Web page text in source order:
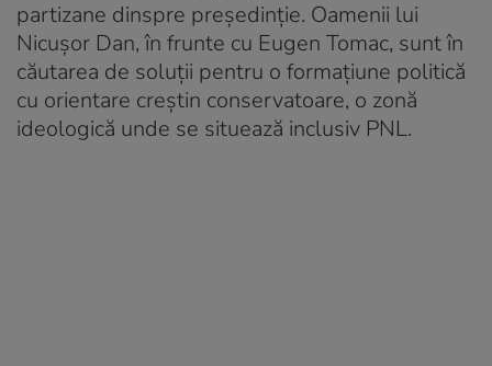
partizane dinspre președinție. Oamenii lui
Nicușor Dan, în frunte cu Eugen Tomac, sunt în
căutarea de soluții pentru o formațiune politică
cu orientare creștin conservatoare, o zonă
ideologică unde se situează inclusiv PNL.